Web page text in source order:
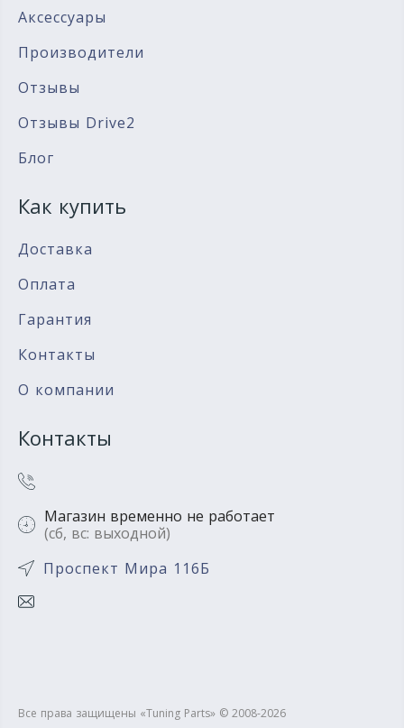
Аксессуары
Производители
Отзывы
Отзывы Drive2
Блог
Как купить
Доставка
Оплата
Гарантия
Контакты
О компании
Контакты
Магазин временно не работает
(сб, вс: выходной)
Проспект Мира 116Б
Все права защищены «Tuning Parts» © 2008-2026